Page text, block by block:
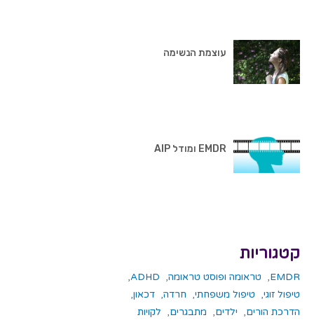
עוצמת הנשימה
EMDR ומודל AIP
קטגוריות
EMDR
, טראומה ופוסט טראומה,
ADHD
,
טיפול זוגי, טיפול משפחתי, חרדה, דכאון,
הדרכת הורים, ילדים, מתבגרים, לקויות